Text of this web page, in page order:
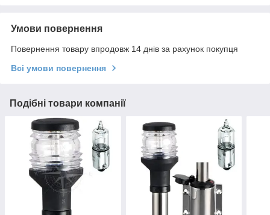
Умови повернення
Повернення товару впродовж 14 днів за рахунок покупця
Всі умови повернення
Подібні товари компанії